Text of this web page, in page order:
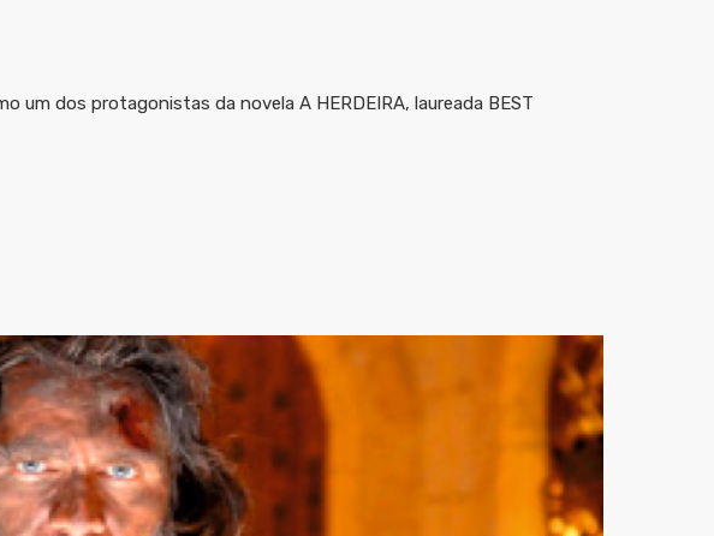
um dos protagonistas da novela A HERDEIRA, laureada BEST